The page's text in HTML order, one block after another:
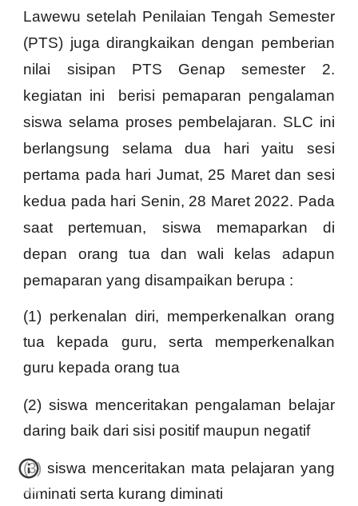
Lawewu setelah Penilaian Tengah Semester
(PTS) juga dirangkaikan dengan pemberian
nilai sisipan PTS Genap semester 2.
kegiatan ini berisi pemaparan pengalaman
siswa selama proses pembelajaran. SLC ini
berlangsung selama dua hari yaitu sesi
pertama pada hari Jumat, 25 Maret dan sesi
kedua pada hari Senin, 28 Maret 2022. Pada
saat pertemuan, siswa memaparkan di
depan orang tua dan wali kelas adapun
pemaparan yang disampaikan berupa :
(1) perkenalan diri, memperkenalkan orang
tua kepada guru, serta memperkenalkan
guru kepada orang tua
(2) siswa menceritakan pengalaman belajar
daring baik dari sisi positif maupun negatif
(3) siswa menceritakan mata pelajaran yang
diminati serta kurang diminati